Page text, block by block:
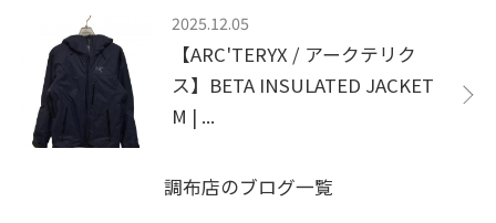
2025.12.05
【ARC'TERYX / アークテリク
ス】BETA INSULATED JACKET
M | ...
調布店のブログ一覧